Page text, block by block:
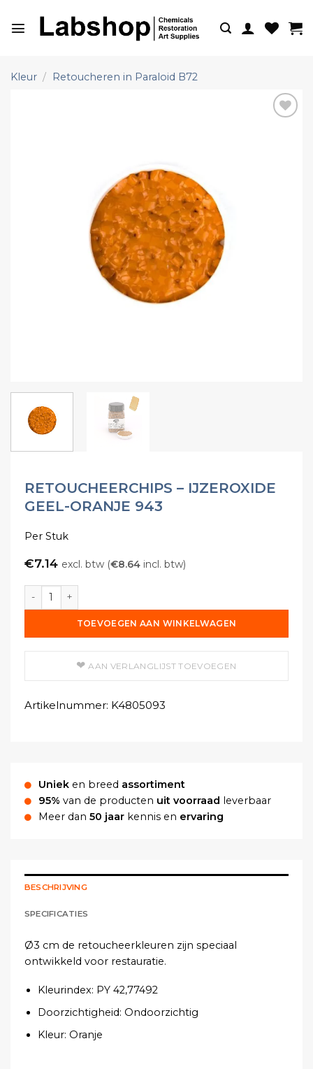
naar
Kleur / Retoucheren in Paraloid B72
RETOUCHEERCHIPS – IJZEROXIDE
GEEL-ORANJE 943
Per Stuk
€7.14 excl. btw (€8.64 incl. btw)
Retoucheerchips - IJzeroxide Geel-Oranje 943 aantal
TOEVOEGEN AAN WINKELWAGEN
AAN VERLANGLIJST TOEVOEGEN
Artikelnummer: K4805093
Uniek en breed assortiment
95% van de producten uit voorraad
leverbaar
Meer dan 50 jaar kennis en ervaring
BESCHRIJVING
SPECIFICATIES
Ø3 cm de retoucheerkleuren zijn speciaal
ontwikkeld voor restauratie.
Kleurindex: PY 42,77492
Doorzichtigheid: Ondoorzichtig
Kleur: Oranje